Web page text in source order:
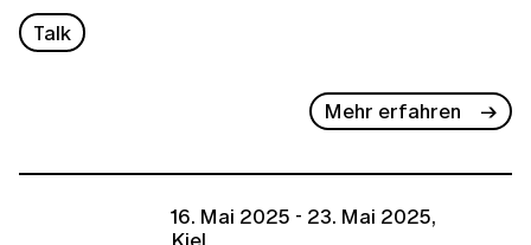
Talk
Mehr erfahren
16. Mai 2025 - 23. Mai 2025,